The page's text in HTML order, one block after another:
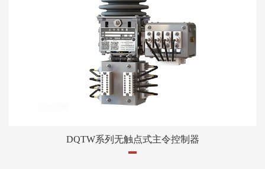
DQTW系列无触点式主令控制器